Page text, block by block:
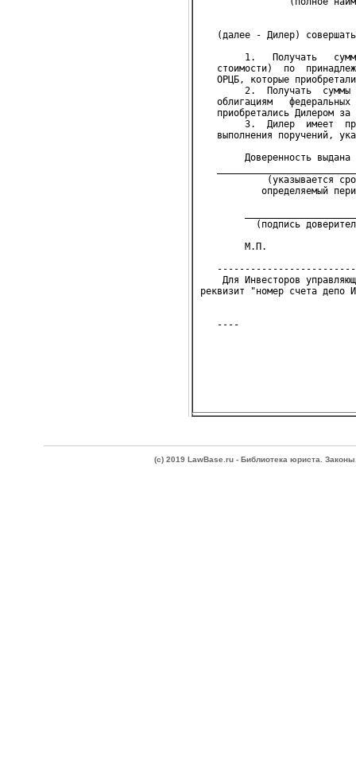
(далее - Дилер) совершать
1.   Получать   суммы
стоимости)  по
ОРЦБ, которые
2.  Получать  суммы
облигациям   федеральных
приобретались Дилером за
3.  Дилер  имеет  право
выполнения поручений,
Доверенность выдана
(указывается срок, на
определяемый периодом
(подпись
М.П.
Для Инвесторов
реквизит "номер счета депо
(c) 2019 LawBase.ru - Библиотека юриста.